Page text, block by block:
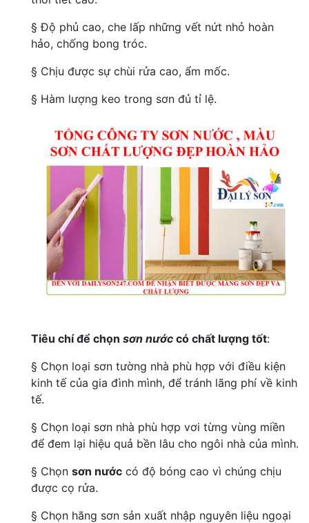
§ Độ phủ cao, che lấp những vết nứt nhỏ hoàn
hảo, chống bong tróc.
§ Chịu được sự chùi rửa cao, ẩm mốc.
§ Hàm lượng keo trong sơn đủ tỉ lệ.
Tiêu chí để chọn sơn nước có chất lượng tốt:
§ Chọn loại sơn tường nhà phù hợp với điều kiện
kinh tế của gia đình mình, để tránh lãng phí về kinh
tế.
§ Chọn loại sơn nhà phù hợp vơi từng vùng miền
để đem lại hiệu quả bền lâu cho ngôi nhà của mình.
§ Chọn sơn nước có độ bóng cao vì chúng chịu
được cọ rửa.
§ Chọn hãng sơn sản xuất nhập nguyên liệu ngoại